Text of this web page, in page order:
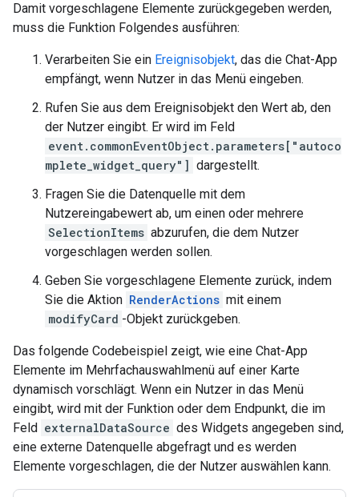
Damit vorgeschlagene Elemente zurückgegeben werden,
muss die Funktion Folgendes ausführen:
Verarbeiten Sie ein Ereignisobjekt, das die Chat-App
empfängt, wenn Nutzer in das Menü eingeben.
Rufen Sie aus dem Ereignisobjekt den Wert ab, den
der Nutzer eingibt. Er wird im Feld
event.commonEventObject.parameters["autoco
mplete_widget_query"] dargestellt.
Fragen Sie die Datenquelle mit dem
Nutzereingabewert ab, um einen oder mehrere
SelectionItems abzurufen, die dem Nutzer
vorgeschlagen werden sollen.
Geben Sie vorgeschlagene Elemente zurück, indem
Sie die Aktion RenderActions mit einem
modifyCard -Objekt zurückgeben.
Das folgende Codebeispiel zeigt, wie eine Chat-App
Elemente im Mehrfachauswahlmenü auf einer Karte
dynamisch vorschlägt. Wenn ein Nutzer in das Menü
eingibt, wird mit der Funktion oder dem Endpunkt, die im
Feld externalDataSource des Widgets angegeben sind,
eine externe Datenquelle abgefragt und es werden
Elemente vorgeschlagen, die der Nutzer auswählen kann.